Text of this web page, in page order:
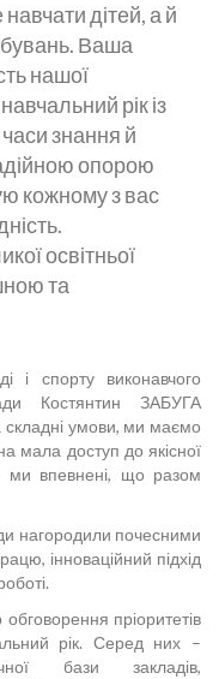
дітей, а й
Ваша
нашої
рік із
знання й
опорою
кожному з вас
освітньої
та
і спорту виконавчого
Костянтин ЗАБУГА
умови, ми маємо
мала доступ до якісної
ми впевнені, що разом
нагородили почесними
інноваційний підхід
пріоритетів
рік. Серед них –
бази закладів,